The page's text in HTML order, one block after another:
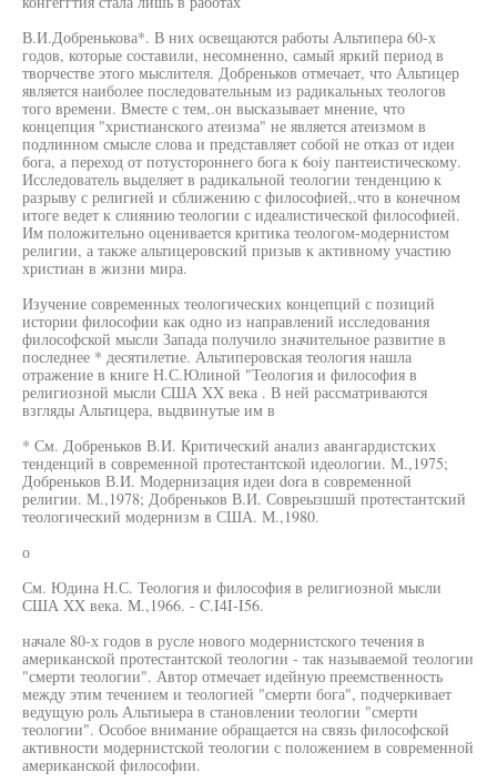
В.И.Добренькова*. В них освещаются работы Альтипера 60-х
годов, которые составили, несомненно, самый яркий период в
творчестве этого мыслителя. Добреньков отмечает, что Альтицер
является наиболее последовательным из радикальных теологов
того времени. Вместе с тем,.он высказывает мнение, что
концепция "христианского атеизма" не является атеизмом в
подлинном смысле слова и представляет собой не отказ от идеи
бога, а переход от потустороннего бога к 6oiy пантеистическому.
Исследователь выделяет в радикальной теологии тенденцию к
разрыву с религией и сближению с философией,.что в конечном
итоге ведет к слиянию теологии с идеалистической философией.
Им положительно оценивается критика теологом-модернистом
религии, а также альтицеровский призыв к активному участию
христиан в жизни мира.
Изучение современных теологических концепций с позиций
истории философии как одно из направлений исследования
философской мысли Запада получило значительное развитие в
последнее * десятилетие. Альтиперовская теология нашла
отражение в книге Н.С.Юлиной "Теология и философия в
религиозной мысли США XX века . В ней рассматриваются
взгляды Альтицера, выдвинутые им в
* См. Добреньков В.И. Критический анализ авангардистских
тенденций в современной протестантской идеологии. М.,1975;
Добреньков В.И. Модернизация идеи dora в современной
религии. М.,1978; Добреньков В.И. Совреызшшй протестантский
теологический модернизм в США. М.,1980.
о
См. Юдина Н.С. Теология и философия в религиозной мысли
США XX века. М.,1966. - C.I4I-I56.
начале 80-х годов в русле нового модернистского течения в
американской протестантской теологии - так называемой теологии
"смерти теологии". Автор отмечает идейную преемственность
между этим течением и теологией "смерти бога", подчеркивает
ведущую роль Альтиыера в становлении теологии "смерти
теологии". Особое внимание обращается на связь философской
активности модернистской теологии с положением в современной
американской философии.